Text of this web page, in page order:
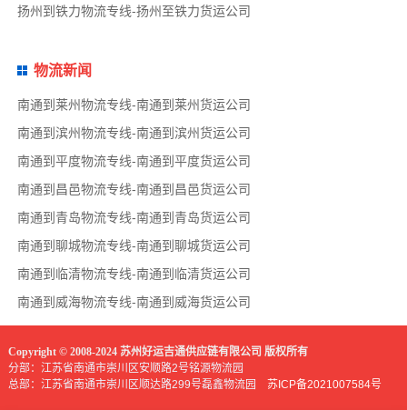
扬州到铁力物流专线-扬州至铁力货运公司
物流新闻
南通到莱州物流专线-南通到莱州货运公司
南通到滨州物流专线-南通到滨州货运公司
南通到平度物流专线-南通到平度货运公司
南通到昌邑物流专线-南通到昌邑货运公司
南通到青岛物流专线-南通到青岛货运公司
南通到聊城物流专线-南通到聊城货运公司
南通到临清物流专线-南通到临清货运公司
南通到威海物流专线-南通到威海货运公司
Copyright © 2008-2024 苏州好运吉通供应链有限公司 版权所有
分部：江苏省南通市崇川区安顺路2号铭源物流园
总部：江苏省南通市崇川区顺达路299号磊鑫物流园 苏ICP备2021007584号